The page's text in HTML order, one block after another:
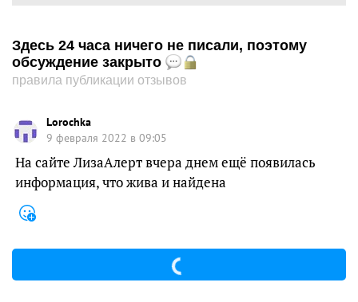
Здесь 24 часа ничего не писали, поэтому
обсуждение закрыто
правила публикации отзывов
Lorochka
9 февраля 2022 в 09:05
На сайте ЛизаАлерт вчера днем ещё появилась
информация, что жива и найдена